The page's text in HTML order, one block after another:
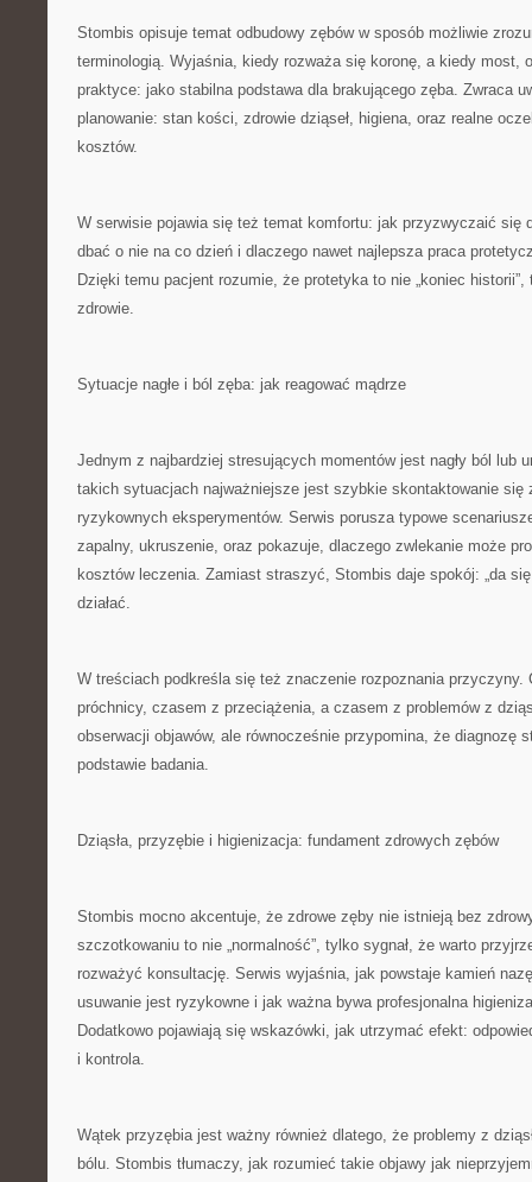
Stombis opisuje temat odbudowy zębów w sposób możliwie
terminologią. Wyjaśnia, kiedy rozważa się koronę, a kiedy most,
praktyce: jako stabilna podstawa dla brakującego zęba. Zwraca
planowanie: stan kości, zdrowie dziąseł, higiena, oraz realne
kosztów.
W serwisie pojawia się też temat komfortu: jak przyzwyczaić się
dbać o nie na co dzień i dlaczego nawet najlepsza praca
Dzięki temu pacjent rozumie, że protetyka to nie „koniec
zdrowie.
Sytuacje nagłe i ból zęba: jak reagować mądrze
Jednym z najbardziej stresujących momentów jest nagły ból lub
takich sytuacjach najważniejsze jest szybkie skontaktowanie się
ryzykownych eksperymentów. Serwis porusza typowe
zapalny, ukruszenie, oraz pokazuje, dlaczego zwlekanie może
kosztów leczenia. Zamiast straszyć, Stombis daje spokój: „da
działać.
W treściach podkreśla się też znaczenie rozpoznania przyczyny.
próchnicy, czasem z przeciążenia, a czasem z problemów z
obserwacji objawów, ale równocześnie przypomina, że diagnozę
podstawie badania.
Dziąsła, przyzębie i higienizacja: fundament zdrowych zębów
Stombis mocno akcentuje, że zdrowe zęby nie istnieją bez
szczotkowaniu to nie „normalność”, tylko sygnał, że warto
rozważyć konsultację. Serwis wyjaśnia, jak powstaje kamień
usuwanie jest ryzykowne i jak ważna bywa profesjonalna
Dodatkowo pojawiają się wskazówki, jak utrzymać efekt:
i kontrola.
Wątek przyzębia jest ważny również dlatego, że problemy z
bólu. Stombis tłumaczy, jak rozumieć takie objawy jak